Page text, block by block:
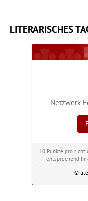
LITERARISCHES
Netzwerk-
10 Punkte pro
entsprechend
©